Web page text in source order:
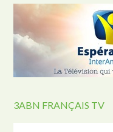
3ABN FRANÇAIS TV